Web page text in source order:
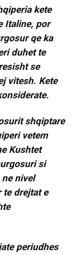
kete
Italine, por
qe ka
duhet te
se
vitesh. Kete
shqiptare
vetem
Kushtet
si
nivel
te drejtat e
periudhes